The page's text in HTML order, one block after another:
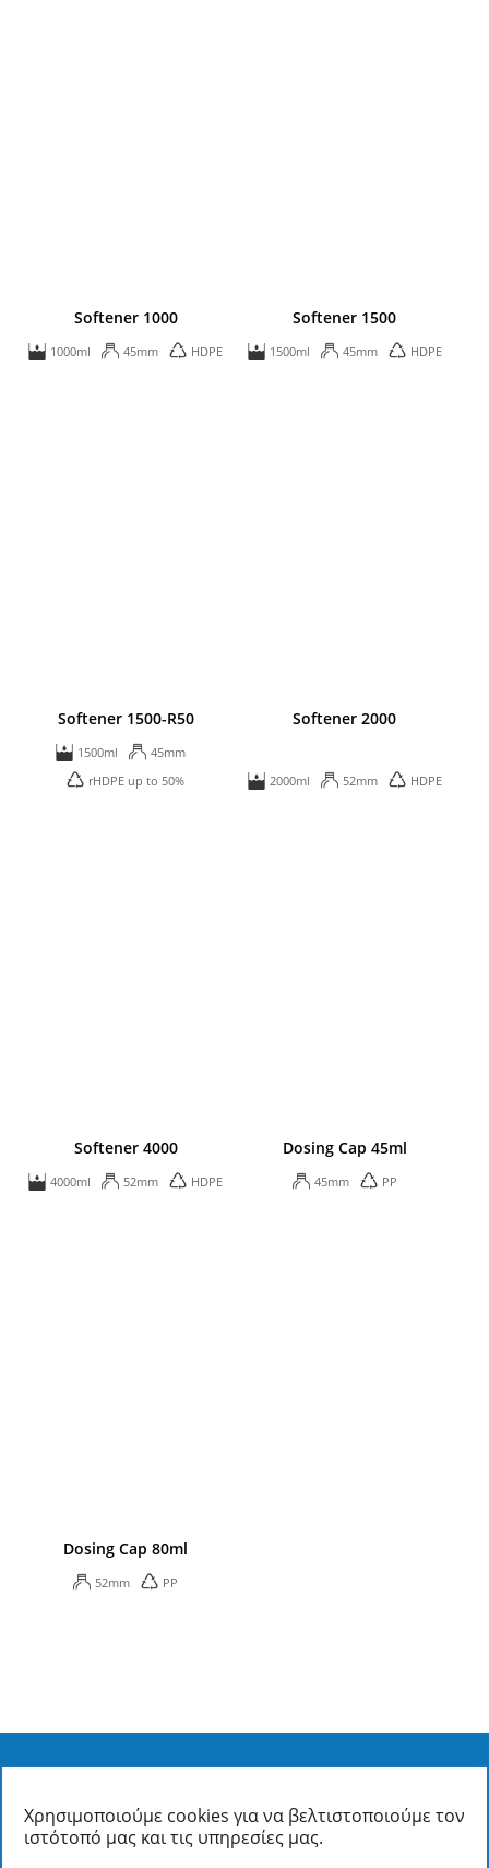
Χρησιμοποιούμε cookies για να βελτιστοποιούμε τον
ιστότοπό μας και τις υπηρεσίες μας.
Softener 1000
1000ml 45mm HDPE
Softener 1500
1500ml 45mm HDPE
Softener 1500-R50
1500ml
45mm
rHDPE up to 50%
Softener 2000
2000ml 52mm HDPE
Softener 4000
4000ml 52mm HDPE
Dosing Cap 45ml
45mm PP
Dosing Cap 80ml
52mm PP
ΦΙΑΛΟΠΛΑΣΤΙΚΗ ΑΒΕΕ
Οινόφυτα Βοιωτίας Τ.Κ. 32011
/ Τ.Θ. 37